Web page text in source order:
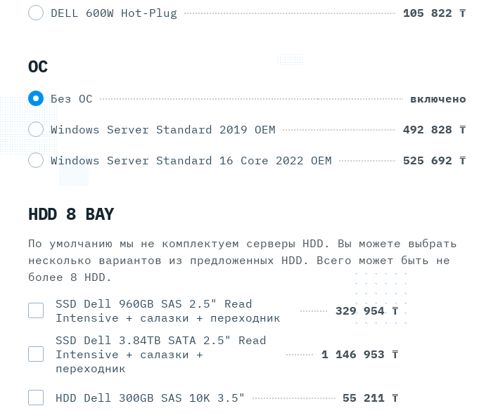
DELL 600W Hot-Plug 105 822 ₸
ОС
Без ОС включено
Windows Server Standard 2019 OEM 492 828 ₸
Windows Server Standard 16 Core 2022 OEM 525 692 ₸
HDD 8 BAY
По умолчанию мы не комплектуем серверы HDD. Вы можете выбрать
несколько вариантов из предложенных HDD. Всего может быть не
более 8 HDD.
SSD Dell 960GB SAS 2.5" Read
Intensive + салазки + переходник
329 954 ₸
SSD Dell 3.84TB SATA 2.5" Read
Intensive + салазки +
переходник
1 146 953 ₸
HDD Dell 300GB SAS 10K 3.5" 55 211 ₸